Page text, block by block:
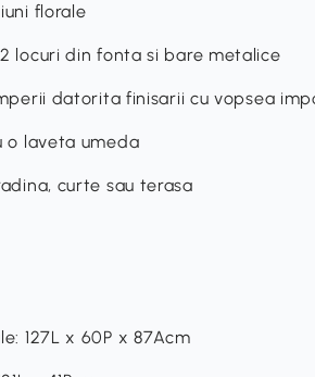
florale
locuri din fonta si bare metalice
datorita finisarii cu vopsea
o laveta umeda
curte sau terasa
127L x 60P x 87Acm